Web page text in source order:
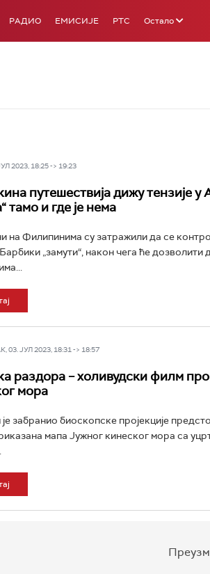
РАДИО ЕМИСИЈЕ РТС Остало
2023, 18:25 -> 19:23
путешествија дижу тензије у
тамо и где је нема
на Филипинима су затражили да се
„замути“, након чега ће дозволити
ЈУЛ 2023, 18:31 -> 18:57
раздора – холивудски филм
мора
је забранио биоскопске пројекције
мапа Јужног кинеског мора са